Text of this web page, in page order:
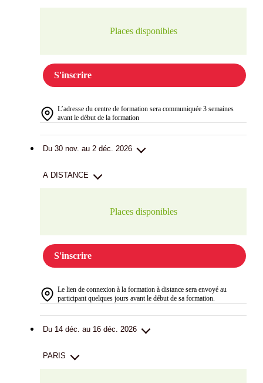
Places disponibles
S'inscrire
L’adresse du centre de formation sera communiquée 3 semaines
avant le début de la formation
Du 30 nov. au 2 déc. 2026
A DISTANCE
Places disponibles
S'inscrire
Le lien de connexion à la formation à distance sera envoyé au
participant quelques jours avant le début de sa formation.
Du 14 déc. au 16 déc. 2026
PARIS